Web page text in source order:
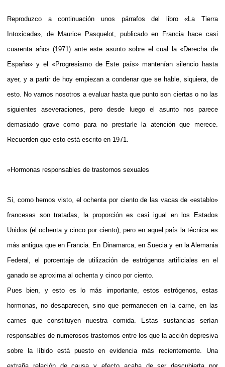
Reproduzco a continuación unos párrafos del libro «La Tierra
Intoxicada», de Maurice Pasquelot, publicado en Francia hace casi
cuarenta años (1971) ante este asunto sobre el cual la «Derecha de
España» y el «Progresismo de Este país» mantenían silencio hasta
ayer, y a partir de hoy empiezan a condenar que se hable, siquiera, de
esto. No vamos nosotros a evaluar hasta que punto son ciertas o no las
siguientes aseveraciones, pero desde luego el asunto nos parece
demasiado grave como para no prestarle la atención que merece.
Recuerden que esto está escrito en 1971.
«Hormonas responsables de trastornos sexuales
Si, como hemos visto, el ochenta por ciento de las vacas de «establo»
francesas son tratadas, la proporción es casi igual en los Estados
Unidos (el ochenta y cinco por ciento), pero en aquel país la técnica es
más antigua que en Francia. En Dinamarca, en Suecia y en la Alemania
Federal, el porcentaje de utilización de estrógenos artificiales en el
ganado se aproxima al ochenta y cinco por ciento.
Pues bien, y esto es lo más importante, estos estrógenos, estas
hormonas, no desaparecen, sino que permanecen en la carne, en las
carnes que constituyen nuestra comida. Estas sustancias serían
responsables de numerosos trastornos entre los que la acción depresiva
sobre la líbido está puesto en evidencia más recientemente. Una